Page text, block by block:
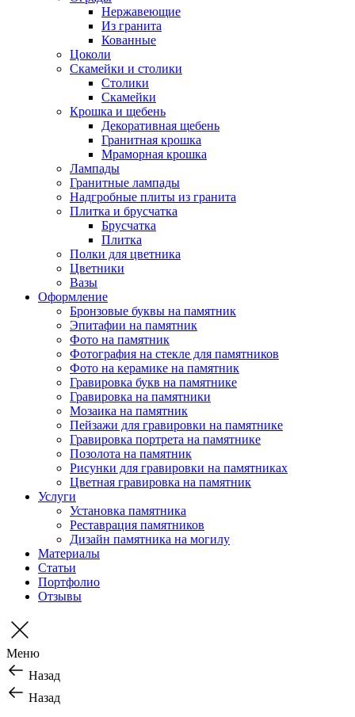
Нержавеющие
Из гранита
Кованные
Цоколи
Скамейки и столики
Столики
Скамейки
Крошка и щебень
Декоративная щебень
Гранитная крошка
Мраморная крошка
Лампады
Гранитные лампады
Надгробные плиты из гранита
Плитка и брусчатка
Брусчатка
Плитка
Полки для цветника
Цветники
Вазы
Оформление
Бронзовые буквы на памятник
Эпитафии на памятник
Фото на памятник
Фотография на стекле для памятников
Фото на керамике на памятник
Гравировка букв на памятнике
Гравировка на памятники
Мозаика на памятник
Пейзажи для гравировки на памятнике
Гравировка портрета на памятнике
Позолота на памятник
Рисунки для гравировки на памятниках
Цветная гравировка на памятник
Услуги
Установка памятника
Реставрация памятников
Дизайн памятника на могилу
Материалы
Статьи
Портфолио
Отзывы
Меню
Назад
Назад